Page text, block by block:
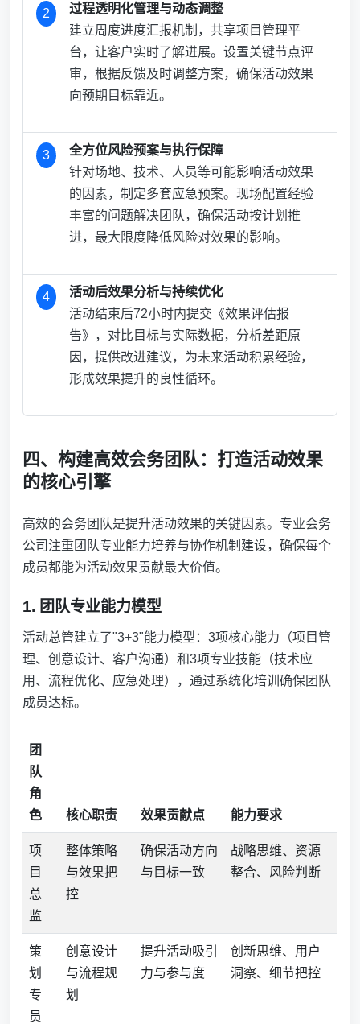
2
过程透明化管理与动态调整
建立周度进度汇报机制，共享项目管理平
台，让客户实时了解进展。设置关键节点评
审，根据反馈及时调整方案，确保活动效果
向预期目标靠近。
3
全方位风险预案与执行保障
针对场地、技术、人员等可能影响活动效果
的因素，制定多套应急预案。现场配置经验
丰富的问题解决团队，确保活动按计划推
进，最大限度降低风险对效果的影响。
4
活动后效果分析与持续优化
活动结束后72小时内提交《效果评估报
告》，对比目标与实际数据，分析差距原
因，提供改进建议，为未来活动积累经验，
形成效果提升的良性循环。
四、构建高效会务团队：打造活动效果
的核心引擎
高效的会务团队是提升活动效果的关键因素。专业会务
公司注重团队专业能力培养与协作机制建设，确保每个
成员都能为活动效果贡献最大价值。
1. 团队专业能力模型
活动总管建立了"3+3"能力模型：3项核心能力（项目管
理、创意设计、客户沟通）和3项专业技能（技术应
用、流程优化、应急处理），通过系统化培训确保团队
成员达标。
团
队
角
色
核心职责 效果贡献点 能力要求
项
目
总
监
整体策略
与效果把
控
确保活动方向
与目标一致
战略思维、资源
整合、风险判断
策
划
专
员
创意设计
与流程规
划
提升活动吸引
力与参与度
创新思维、用户
洞察、细节把控